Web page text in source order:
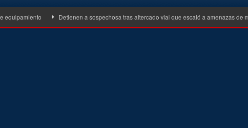
Detienen a sospechosa tras altercado vial que escaló a amenazas de